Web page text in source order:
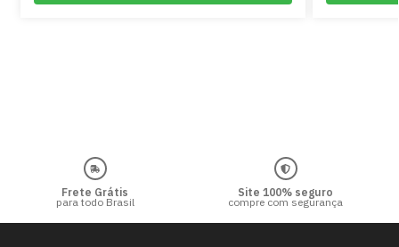
Frete Grátis
para todo Brasil
Site 100% seguro
compre com segurança